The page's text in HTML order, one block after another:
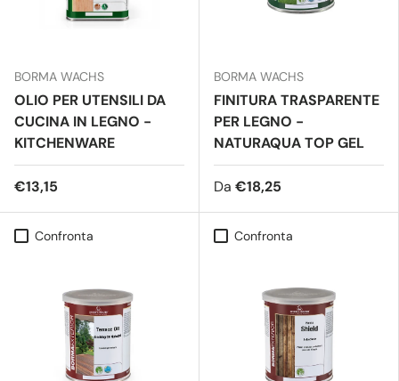
BORMA WACHS
OLIO PER UTENSILI DA
CUCINA IN LEGNO -
KITCHENWARE
€13,15
BORMA WACHS
FINITURA TRASPARENTE
PER LEGNO -
NATURAQUA TOP GEL
Da €18,25
Confronta Confronta